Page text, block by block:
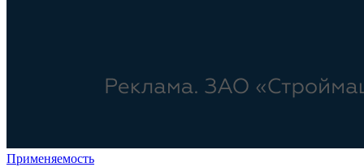
Применяемость